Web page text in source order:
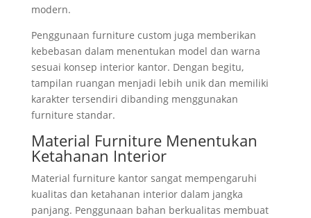
modern.
Penggunaan furniture custom juga memberikan
kebebasan dalam menentukan model dan warna
sesuai konsep interior kantor. Dengan begitu,
tampilan ruangan menjadi lebih unik dan memiliki
karakter tersendiri dibanding menggunakan
furniture standar.
Material Furniture Menentukan
Ketahanan Interior
Material furniture kantor sangat mempengaruhi
kualitas dan ketahanan interior dalam jangka
panjang. Penggunaan bahan berkualitas membuat